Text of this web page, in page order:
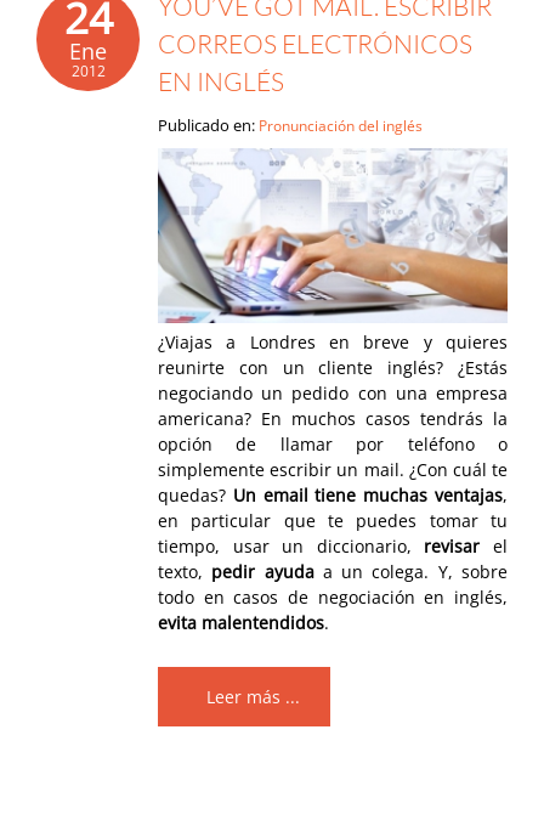
24
Ene
2012
CORREOS ELECTRÓNICOS
EN INGLÉS
Publicado en: Pronunciación del inglés
¿Viajas a Londres en breve y quieres
reunirte con un cliente inglés? ¿Estás
negociando un pedido con una empresa
americana? En muchos casos tendrás la
opción de llamar por teléfono o
simplemente escribir un mail. ¿Con cuál te
quedas? Un email tiene muchas ventajas,
en particular que te puedes tomar tu
tiempo, usar un diccionario, revisar el
texto, pedir ayudaa un colega. Y, sobre
todo en casos de negociación en inglés,
evita malentendidos.
Leer más ...